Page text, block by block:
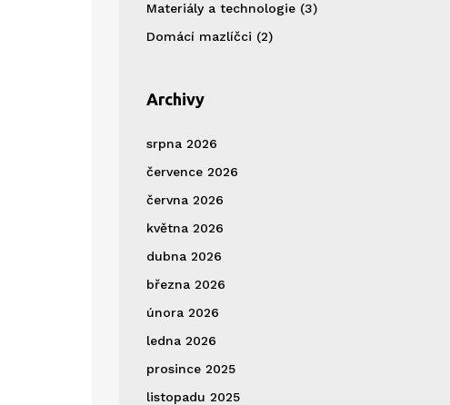
Materiály a technologie (3)
Domácí mazlíčci (2)
Archivy
srpna 2026
července 2026
června 2026
května 2026
dubna 2026
března 2026
února 2026
ledna 2026
prosince 2025
listopadu 2025